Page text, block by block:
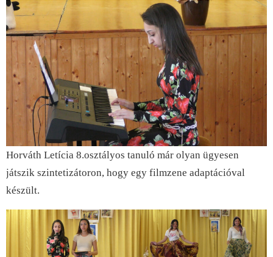
Horváth Letícia 8.osztályos tanuló már olyan ügyesen
játszik szintetizátoron, hogy egy filmzene adaptációval
készült.